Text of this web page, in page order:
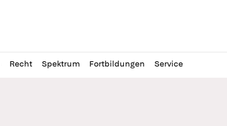
Recht Spektrum Fortbildungen Service